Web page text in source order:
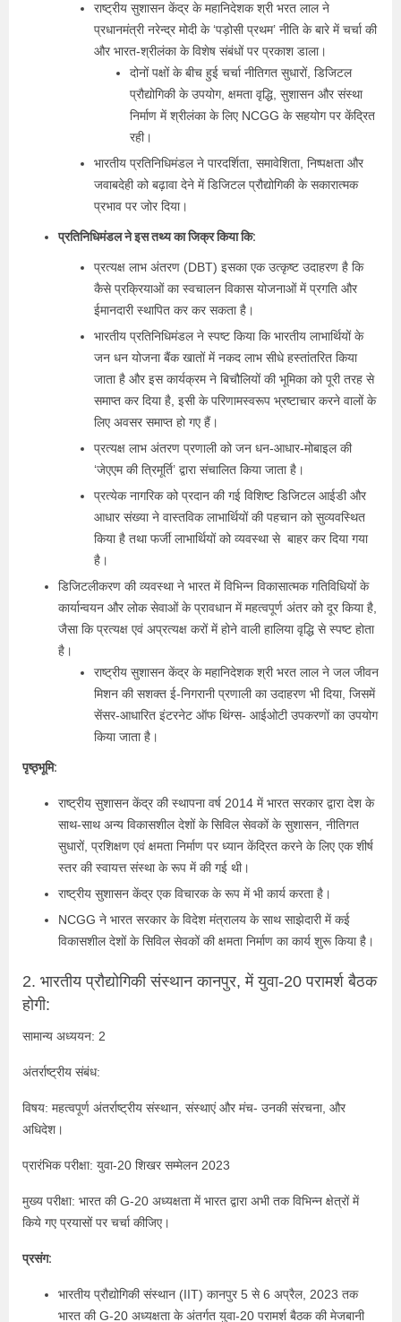
राष्ट्रीय सुशासन केंद्र के महानिदेशक श्री भरत लाल ने
प्रधानमंत्री नरेन्द्र मोदी के ‘पड़ोसी प्रथम’ नीति के बारे में चर्चा की
और भारत-श्रीलंका के विशेष संबंधों पर प्रकाश डाला।
दोनों पक्षों के बीच हुई चर्चा नीतिगत सुधारों, डिजिटल
प्रौद्योगिकी के उपयोग, क्षमता वृद्धि, सुशासन और संस्था
निर्माण में श्रीलंका के लिए NCGG के सहयोग पर केंद्रित
रही।
भारतीय प्रतिनिधिमंडल ने पारदर्शिता, समावेशिता, निष्पक्षता और
जवाबदेही को बढ़ावा देने में डिजिटल प्रौद्योगिकी के सकारात्मक
प्रभाव पर जोर दिया।
प्रतिनिधिमंडल ने इस तथ्य का जिक्र किया कि:
प्रत्‍यक्ष लाभ अंतरण (DBT) इसका एक उत्कृष्ट उदाहरण है कि
कैसे प्रक्रियाओं का स्वचालन विकास योजनाओं में प्रगति और
ईमानदारी स्थापित कर कर सकता है।
भारतीय प्रतिनिधिमंडल ने स्पष्ट किया कि भारतीय लाभार्थियों के
जन धन योजना बैंक खातों में नकद लाभ सीधे हस्तांतरित किया
जाता है और इस कार्यक्रम ने बिचौलियों की भूमिका को पूरी तरह से
समाप्त कर दिया है, इसी के परिणामस्वरूप भ्रष्टाचार करने वालों के
लिए अवसर समाप्त हो गए हैं।
प्रत्‍यक्ष लाभ अंतरण प्रणाली को जन धन-आधार-मोबाइल की
‘जेएएम की त्रिमूर्ति’ द्वारा संचालित किया जाता है।
प्रत्येक नागरिक को प्रदान की गई विशिष्ट डिजिटल आईडी और
आधार संख्या ने वास्तविक लाभार्थियों की पहचान को सुव्यवस्थित
किया है तथा फर्जी लाभार्थियों को व्यवस्था से बाहर कर दिया गया
है।
डिजिटलीकरण की व्यवस्था ने भारत में विभिन्न विकासात्मक गतिविधियों के
कार्यान्वयन और लोक सेवाओं के प्रावधान में महत्वपूर्ण अंतर को दूर किया है,
जैसा कि प्रत्यक्ष एवं अप्रत्यक्ष करों में होने वाली हालिया वृद्धि से स्पष्ट होता
है।
राष्ट्रीय सुशासन केंद्र के महानिदेशक श्री भरत लाल ने जल जीवन
मिशन की सशक्त ई-निगरानी प्रणाली का उदाहरण भी दिया, जिसमें
सेंसर-आधारित इंटरनेट ऑफ थिंग्स- आईओटी उपकरणों का उपयोग
किया जाता है।
पृष्ठ्भूमि:
राष्ट्रीय सुशासन केंद्र की स्थापना वर्ष 2014 में भारत सरकार द्वारा देश के
साथ-साथ अन्य विकासशील देशों के सिविल सेवकों के सुशासन, नीतिगत
सुधारों, प्रशिक्षण एवं क्षमता निर्माण पर ध्यान केंद्रित करने के लिए एक शीर्ष
स्तर की स्वायत्त संस्था के रूप में की गई थी।
राष्ट्रीय सुशासन केंद्र एक विचारक के रूप में भी कार्य करता है।
NCGG ने भारत सरकार के विदेश मंत्रालय के साथ साझेदारी में कई
विकासशील देशों के सिविल सेवकों की क्षमता निर्माण का कार्य शुरू किया है।
2. भारतीय प्रौद्योगिकी संस्थान कानपुर, में युवा-20 परामर्श बैठक
होगी:
सामान्य अध्ययन: 2
अंतर्राष्ट्रीय संबंध:
विषय: महत्वपूर्ण अंतर्राष्ट्रीय संस्थान, संस्थाएं और मंच- उनकी संरचना, और
अधिदेश।
प्रारंभिक परीक्षा: युवा-20 शिखर सम्मेलन 2023
मुख्य परीक्षा: भारत की G-20 अध्यक्षता में भारत द्वारा अभी तक विभिन्न क्षेत्रों में
किये गए प्रयासों पर चर्चा कीजिए।
प्रसंग:
भारतीय प्रौद्योगिकी संस्थान (IIT) कानपुर 5 से 6 अप्रैल, 2023 तक
भारत की G-20 अध्यक्षता के अंतर्गत युवा-20 परामर्श बैठक की मेजबानी